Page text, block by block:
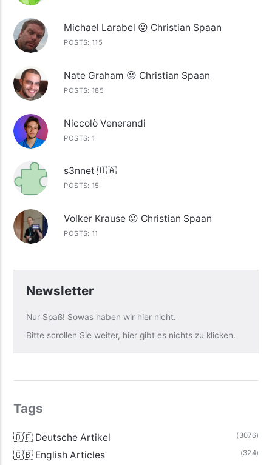
Michael Larabel 😛 Christian Spaan
POSTS: 115
Nate Graham 😛 Christian Spaan
POSTS: 185
Niccolò Venerandi
POSTS: 1
s3nnet 🇺🇦
POSTS: 15
Volker Krause 😛 Christian Spaan
POSTS: 11
Newsletter
Nur Spaß! Sowas haben wir hier nicht.
Bitte scrollen Sie weiter, hier gibt es nichts zu klicken.
Tags
🇩🇪 Deutsche Artikel (3076)
🇬🇧 English Articles (324)